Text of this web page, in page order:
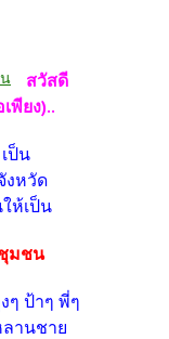
สวัสดี
พียง)..
ป็น
งหวัด
ห้เป็น
ชุมชน
ๆ ป้าๆ พี่ๆ
ลานชาย